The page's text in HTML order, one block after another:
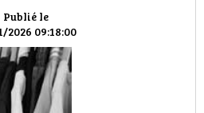
DES MARQUES
DÉCO
& LOISIRS
Publié le
2026 09:18:00